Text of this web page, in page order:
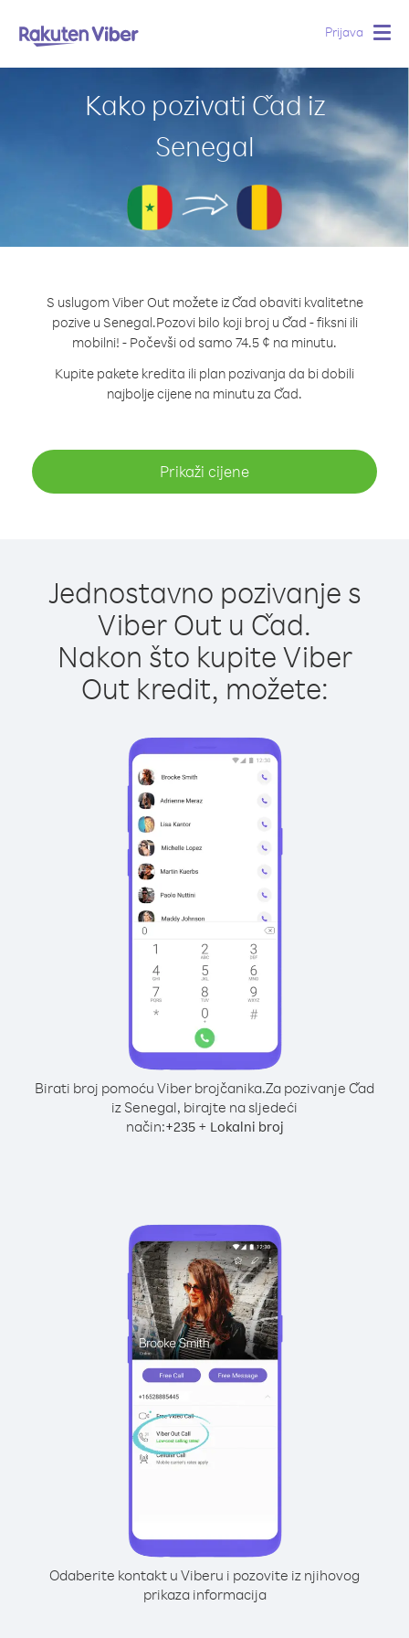
Prijava
Kako pozivati Čad iz
Senegal
S uslugom Viber Out možete iz Čad obaviti kvalitetne
pozive u Senegal.Pozovi bilo koji broj u Čad - fiksni ili
mobilni! - Počevši od samo 74.5 ¢ na minutu.
Kupite pakete kredita ili plan pozivanja da bi dobili
najbolje cijene na minutu za Čad.
Prikaži cijene
Jednostavno pozivanje s
Viber Out u Čad.
Nakon što kupite Viber
Out kredit, možete:
Birati broj pomoću Viber brojčanika.Za pozivanje Čad
iz Senegal, birajte na sljedeći
način:+235+ Lokalni broj
Odaberite kontakt u Viberu i pozovite iz njihovog
prikaza informacija